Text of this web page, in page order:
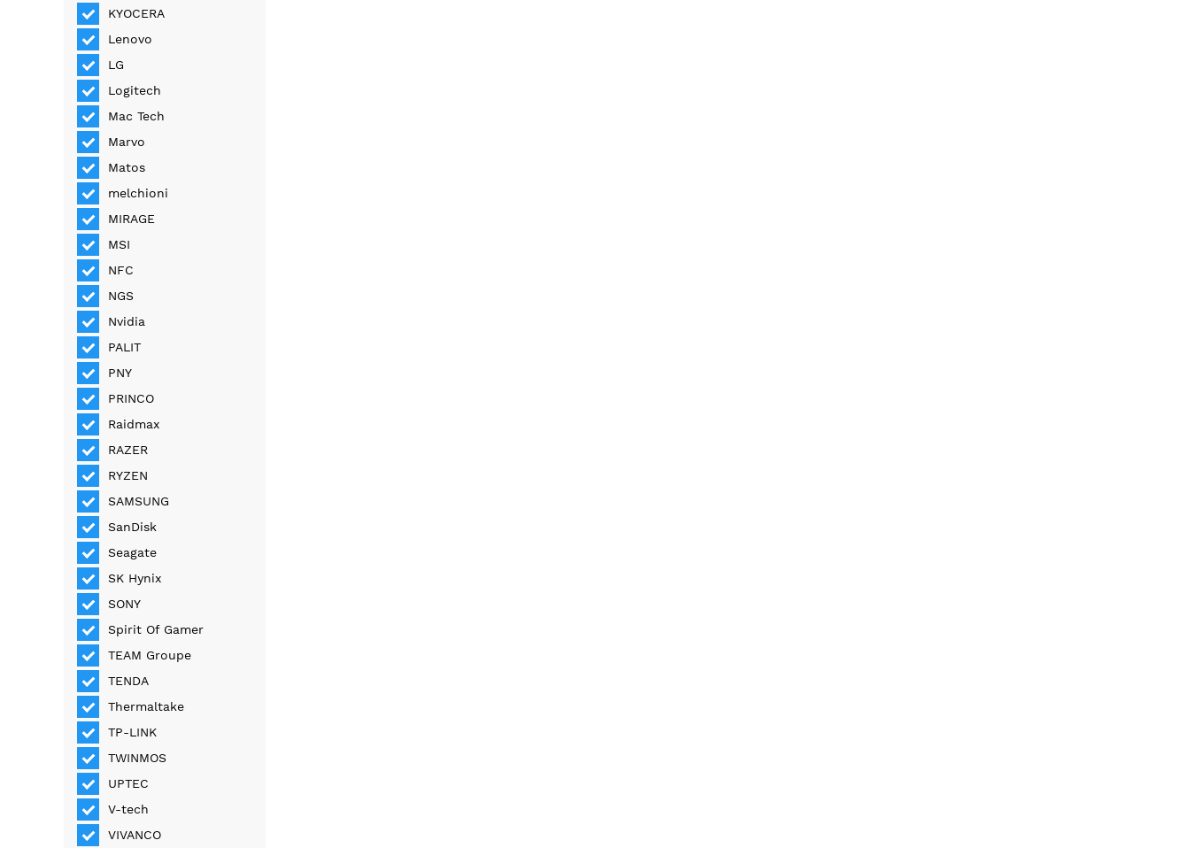
KYOCERA
Lenovo
LG
Logitech
Mac Tech
Marvo
Matos
melchioni
MIRAGE
MSI
NFC
NGS
Nvidia
PALIT
PNY
PRINCO
Raidmax
RAZER
RYZEN
SAMSUNG
SanDisk
Seagate
SK Hynix
SONY
Spirit Of Gamer
TEAM Groupe
TENDA
Thermaltake
TP-LINK
TWINMOS
UPTEC
V-tech
VIVANCO